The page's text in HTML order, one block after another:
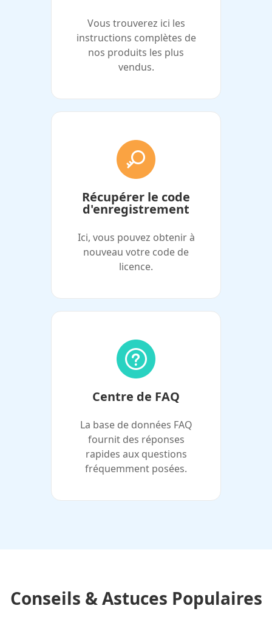
Vous trouverez ici les
instructions complètes de
nos produits les plus
vendus.
Récupérer le code
d'enregistrement
Ici, vous pouvez obtenir à
nouveau votre code de
licence.
Centre de FAQ
La base de données FAQ
fournit des réponses
rapides aux questions
fréquemment posées.
Conseils & Astuces Populaires